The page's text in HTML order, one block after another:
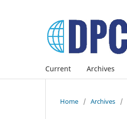
Current Archives
Home / Archives /